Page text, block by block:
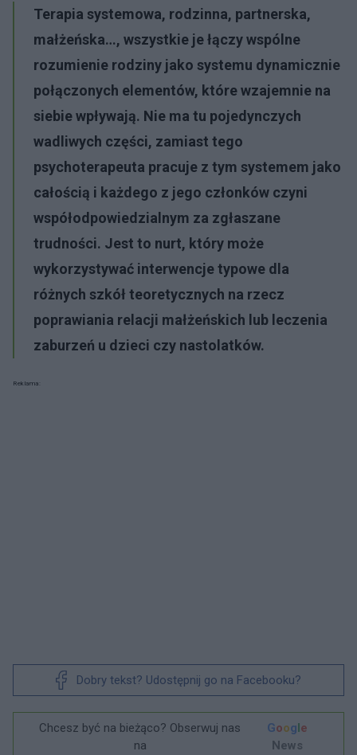
Terapia systemowa, rodzinna, partnerska,
małżeńska…, wszystkie je łączy wspólne
rozumienie rodziny jako systemu dynamicznie
połączonych elementów, które wzajemnie na
siebie wpływają. Nie ma tu pojedynczych
wadliwych części, zamiast tego
psychoterapeuta pracuje z tym systemem jako
całością i każdego z jego członków czyni
współodpowiedzialnym za zgłaszane
trudności. Jest to nurt, który może
wykorzystywać interwencje typowe dla
różnych szkół teoretycznych na rzecz
poprawiania relacji małżeńskich lub leczenia
zaburzeń u dzieci czy nastolatków.
Reklama:
Dobry tekst? Udostępnij go na Facebooku?
Chcesz być na bieżąco? Obserwuj nas
na
Google
News